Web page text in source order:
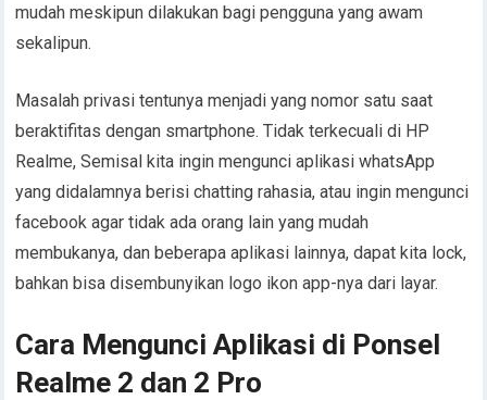
mudah meskipun dilakukan bagi pengguna yang awam
sekalipun.
Masalah privasi tentunya menjadi yang nomor satu saat
beraktifitas dengan smartphone. Tidak terkecuali di HP
Realme, Semisal kita ingin mengunci aplikasi whatsApp
yang didalamnya berisi chatting rahasia, atau ingin mengunci
facebook agar tidak ada orang lain yang mudah
membukanya, dan beberapa aplikasi lainnya, dapat kita lock,
bahkan bisa disembunyikan logo ikon app-nya dari layar.
Cara Mengunci Aplikasi di Ponsel
Realme 2 dan 2 Pro